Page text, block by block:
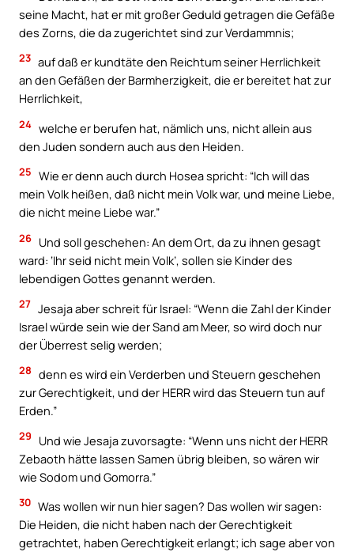
seine Macht, hat er mit großer Geduld getragen die Gefäße
des Zorns, die da zugerichtet sind zur Verdammnis;
23 auf daß er kundtäte den Reichtum seiner Herrlichkeit
an den Gefäßen der Barmherzigkeit, die er bereitet hat zur
Herrlichkeit,
24 welche er berufen hat, nämlich uns, nicht allein aus
den Juden sondern auch aus den Heiden.
25 Wie er denn auch durch Hosea spricht: “Ich will das
mein Volk heißen, daß nicht mein Volk war, und meine Liebe,
die nicht meine Liebe war.”
26 Und soll geschehen: An dem Ort, da zu ihnen gesagt
ward: ‘Ihr seid nicht mein Volk’, sollen sie Kinder des
lebendigen Gottes genannt werden.
27 Jesaja aber schreit für Israel: “Wenn die Zahl der Kinder
Israel würde sein wie der Sand am Meer, so wird doch nur
der Überrest selig werden;
28 denn es wird ein Verderben und Steuern geschehen
zur Gerechtigkeit, und der HERR wird das Steuern tun auf
Erden.”
29
Und wie Jesaja zuvorsagte: “Wenn uns nicht der HERR
Zebaoth hätte lassen Samen übrig bleiben, so wären wir
wie Sodom und Gomorra.”
30 Was wollen wir nun hier sagen? Das wollen wir sagen:
Die Heiden, die nicht haben nach der Gerechtigkeit
getrachtet, haben Gerechtigkeit erlangt; ich sage aber von